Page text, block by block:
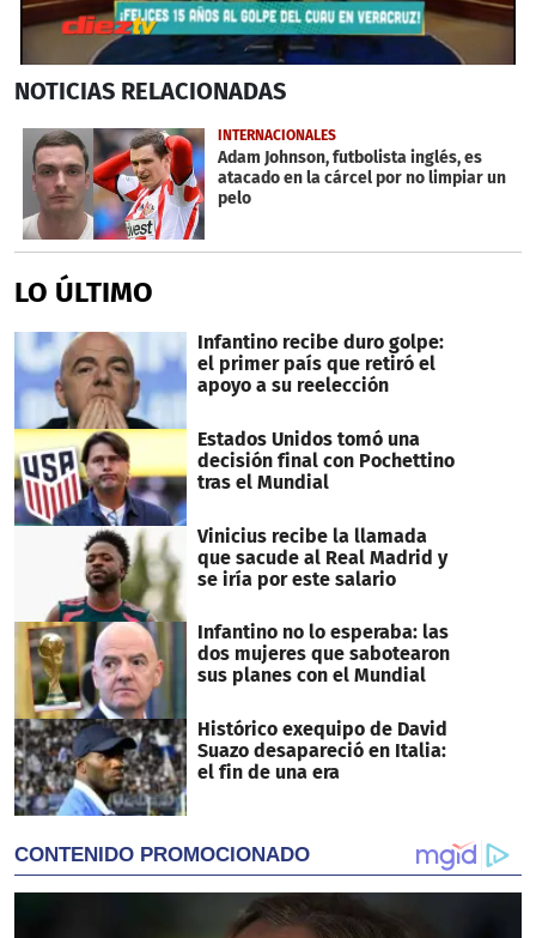
seconds
2
minutes,
seconds
NOTICIAS RELACIONADAS
INTERNACIONALES
Adam Johnson, futbolista inglés, es
atacado en la cárcel por no limpiar un
pelo
LO ÚLTIMO
Infantino recibe duro golpe:
el primer país que retiró el
apoyo a su reelección
Estados Unidos tomó una
decisión final con Pochettino
tras el Mundial
Vinicius recibe la llamada
que sacude al Real Madrid y
se iría por este salario
Infantino no lo esperaba: las
dos mujeres que sabotearon
sus planes con el Mundial
Histórico exequipo de David
Suazo desapareció en Italia:
el fin de una era